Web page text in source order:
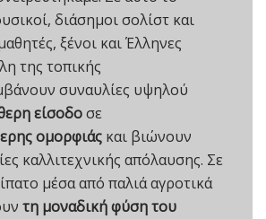
διάσημοι σολίστ και
ξένοι και Έλληνες
της τοπικής
συναυλίες υψηλού
είσοδοσε
ομορφιάς και βιώνουν
καλλιτεχνικής απόλαυσης. Σε
μέσα από παλιά αγροτικά
τη μοναδική φύση του